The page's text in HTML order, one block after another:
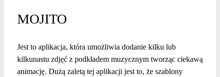
MOJITO
Jest to aplikacja, która umożliwia dodanie kilku lub
kilkunastu zdjęć z podkładem muzycznym tworząc ciekawą
animację. Dużą zaletą tej aplikacji jest to, że szablony